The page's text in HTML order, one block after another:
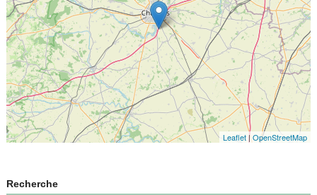
Leaflet|OpenStreetMap
Recherche